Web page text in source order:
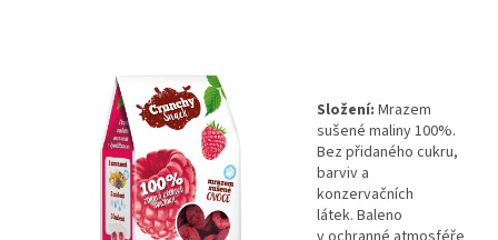
Složení: Mrazem
sušené maliny 100%.
Bez přidaného cukru,
barviv a
konzervačních
látek. Baleno